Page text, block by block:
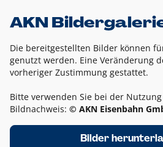
AKN
Die bereitgestellten Bilder können
genutzt werden. Eine Veränderung
vorheriger Zustimmung gestattet.
Bitte verwenden Sie bei der
Bildnachweis: © AKN Eisenbahn
Bilder